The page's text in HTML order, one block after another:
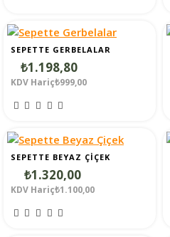
SEPETTE GERBELALAR
₺1.198,80
KDV Hariç₺999,00
SEPETTE BEYAZ ÇIÇEK
₺1.320,00
KDV Hariç₺1.100,00